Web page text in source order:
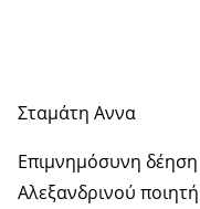
Σταμάτη Αννα
Επιμνημόσυνη
Αλεξανδρινού